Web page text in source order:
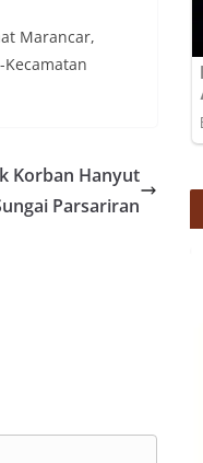
Marancar,
Korban Hanyut
Parsariran